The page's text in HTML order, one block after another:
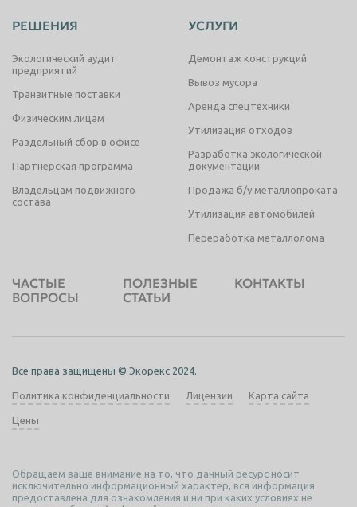
РЕШЕНИЯ
Экологический аудит
предприятий
Транзитные поставки
Физическим лицам
Раздельный сбор в офисе
Партнерская программа
Владельцам подвижного
состава
УСЛУГИ
Демонтаж конструкций
Вывоз мусора
Аренда спецтехники
Утилизация отходов
Разработка экологической
документации
Продажа б/у металлопроката
Утилизация автомобилей
Переработка металлолома
ЧАСТЫЕ
ВОПРОСЫ
ПОЛЕЗНЫЕ
СТАТЬИ
КОНТАКТЫ
Все права защищены © Экорекс 2024.
Политика конфиденциальности Лицензии Карта сайта
Цены
Обращаем ваше внимание на то, что данный ресурс носит
исключительно информационный характер, вся информация
предоставлена для ознакомления и ни при каких условиях не